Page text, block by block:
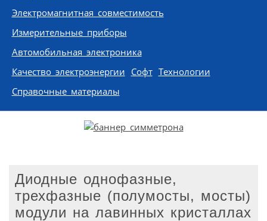
Электромагнитная совместимость
Измерительные приборы
Автомобильная электроника
Качество электроэнергии Софт Технологии
Справочные материалы
Диодные однофазные,
трехфазные (полумосты, мосты)
модули на лавинных кристаллах